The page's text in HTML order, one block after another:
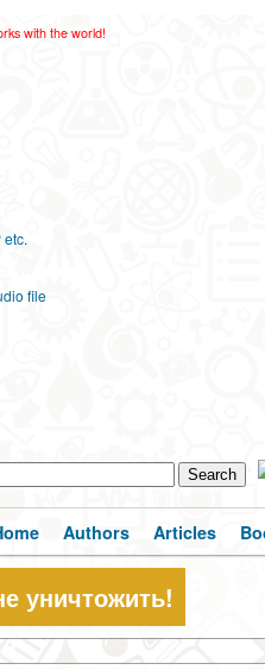
with the world!
etc.
file
Authors Articles
уничтожить!